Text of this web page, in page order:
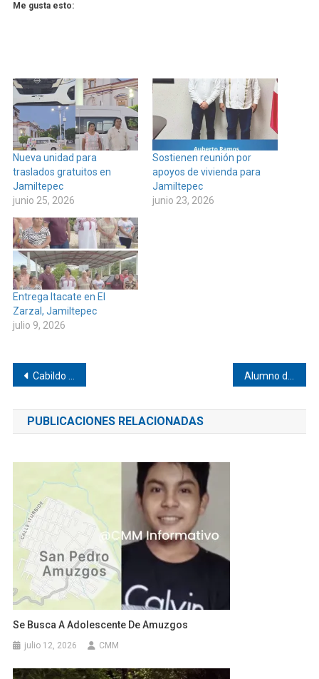
Me gusta esto:
Nueva unidad para
traslados gratuitos en
Jamiltepec
junio 25, 2026
Sostienen reunión por
apoyos de vivienda para
Jamiltepec
junio 23, 2026
Entrega Itacate en El
Zarzal, Jamiltepec
julio 9, 2026
Navegación
de
entradas
Cabildo acompaña festividad de San Isidro en Huaxpaltepec
PUBLICACIONES RELACIONADAS
Se Busca A Adolescente De Amuzgos
julio 12, 2026 CMM